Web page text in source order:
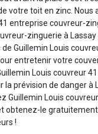
votre toit en zinc. Nous
entreprise couvreur-
zinguerie à Lassay
Guillemin Louis
entretenir votre
Louis couvreur
prévision de danger à
Guillemin Louis
obtenez-le
!